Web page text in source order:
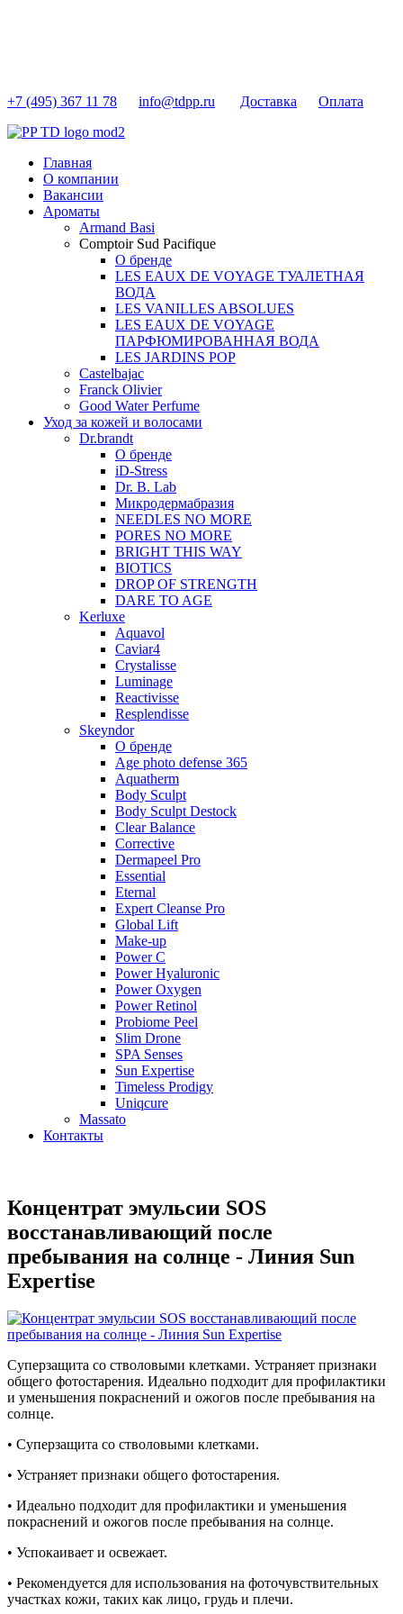
+7 (495) 367 11 78 info@tdpp.ru Доставка Оплата
Главная
О компании
Вакансии
Ароматы
Armand Basi
Comptoir Sud Pacifique
О бренде
LES EAUX DE VOYAGE ТУАЛЕТНАЯ
ВОДА
LES VANILLES ABSOLUES
LES EAUX DE VOYAGE
ПАРФЮМИРОВАННАЯ ВОДА
LES JARDINS POP
Castelbajac
Franck Olivier
Good Water Perfume
Уход за кожей и волосами
Dr.brandt
О бренде
iD-Stress
Dr. B. Lab
Микродермабразия
NEEDLES NO MORE
PORES NO MORE
BRIGHT THIS WAY
BIOTICS
DROP OF STRENGTH
DARE TO AGE
Kerluxe
Aquavol
Caviar4
Crystalisse
Luminage
Reactivisse
Resplendisse
Skeyndor
О бренде
Age photo defense 365
Aquatherm
Body Sculpt
Body Sculpt Destock
Clear Balance
Corrective
Dermapeel Pro
Essential
Eternal
Expert Cleanse Pro
Global Lift
Make-up
Power C
Power Hyaluronic
Power Oxygen
Power Retinol
Probiome Peel
Slim Drone
SPA Senses
Sun Expertise
Timeless Prodigy
Uniqcure
Massato
Контакты
Концентрат эмульсии SOS
восстанавливающий после
пребывания на солнце - Линия Sun
Expertise
Суперзащита со стволовыми клетками. Устраняет признаки
общего фотостарения. Идеально подходит для профилактики
и уменьшения покраснений и ожогов после пребывания на
солнце.
• Суперзащита со стволовыми клетками.
• Устраняет признаки общего фотостарения.
• Идеально подходит для профилактики и уменьшения
покраснений и ожогов после пребывания на солнце.
• Успокаивает и освежает.
• Рекомендуется для использования на фоточувствительных
участках кожи, таких как лицо, грудь и плечи.